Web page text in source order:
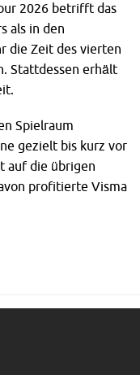
2026 betrifft das
als in den
die Zeit des vierten
Stattdessen erhält
Spielraum
gezielt bis kurz vor
auf die übrigen
profitierte Visma